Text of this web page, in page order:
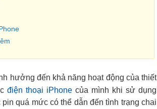
hưởng đến khả năng hoạt động của thiết
điện thoại iPhone của mình khi sử dụng
quá mức có thể dẫn đến tình trạng chai